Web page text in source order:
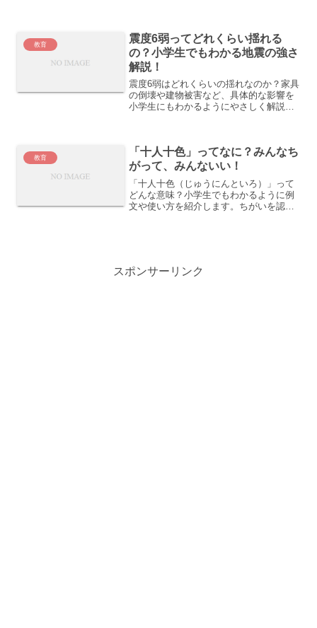
教育
震度6弱ってどれくらい揺れる
の？小学生でもわかる地震の強さ
解説！
震度6弱はどれくらいの揺れなのか？家具
の倒壊や建物被害など、具体的な影響を
小学生にもわかるようにやさしく解説。
教育
「十人十色」ってなに？みんなち
がって、みんないい！
「十人十色（じゅうにんといろ）」って
どんな意味？小学生でもわかるように例
文や使い方を紹介します。ちがいを認め
スポンサーリンク